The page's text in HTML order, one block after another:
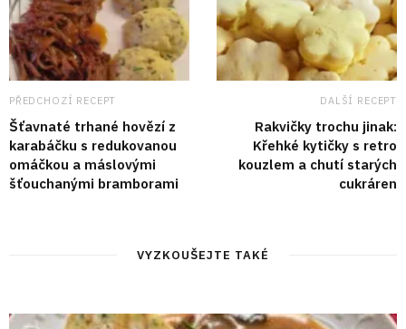
PŘEDCHOZÍ RECEPT
Šťavnaté trhané hovězí z
karabáčku s redukovanou
omáčkou a máslovými
šťouchanými bramborami
DALŠÍ RECEPT
Rakvičky trochu jinak:
Křehké kytičky s retro
kouzlem a chutí starých
cukráren
VYZKOUŠEJTE TAKÉ